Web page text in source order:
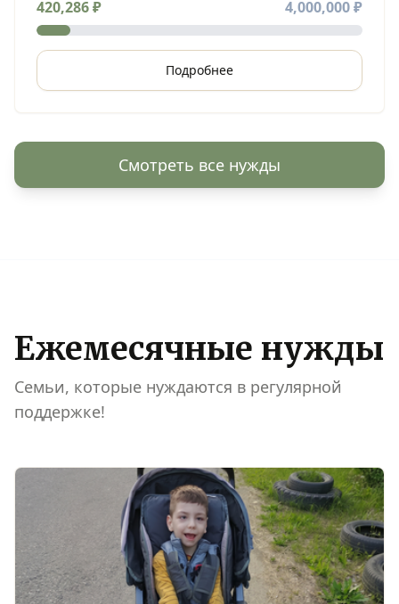
молитвой или оказать посильную
финансовую помощь через фонд «Две
лепты».
420,286₽ 4,000,000₽
Подробнее
Смотреть все нужды
Ежемесячные нужды
Семьи, которые нуждаются в регулярной
поддержке!